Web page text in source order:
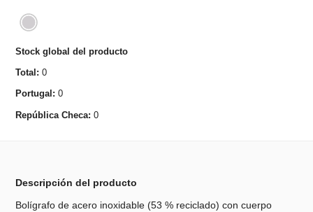
Stock global del producto
Total: 0
Portugal: 0
República Checa: 0
Descripción del producto
Bolígrafo de acero inoxidable (53 % reciclado) con cuerpo